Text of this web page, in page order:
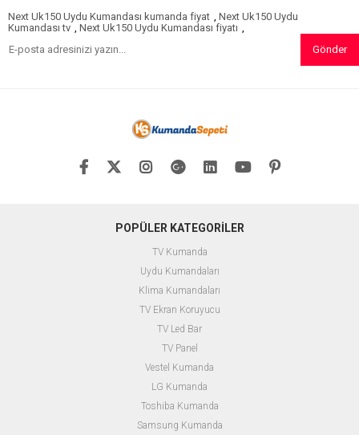
Next Uk150 Uydu Kumandası kumanda fiyat
Next Uk150 Uydu
Kumandası tv
Next Uk150 Uydu Kumandası fiyatı
Gönder
POPÜLER KATEGORİLER
TV Kumanda
Uydu Kumandaları
Klima Kumandaları
TV Ekran Koruyucu
TV Led Bar
TV Panel
Vestel Kumanda
LG Kumanda
Toshiba Kumanda
Samsung Kumanda